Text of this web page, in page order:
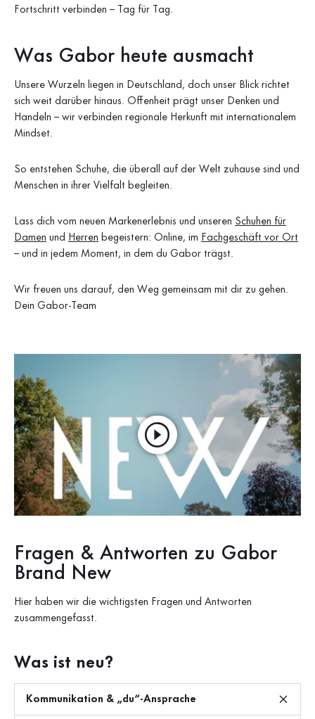
Fortschritt verbinden – Tag für Tag.
Was Gabor heute ausmacht
Unsere Wurzeln liegen in Deutschland, doch unser Blick richtet
sich weit darüber hinaus. Offenheit prägt unser Denken und
Handeln – wir verbinden regionale Herkunft mit internationalem
Mindset.
So entstehen Schuhe, die überall auf der Welt zuhause sind und
Menschen in ihrer Vielfalt begleiten.
Lass dich vom neuen Markenerlebnis und unseren Schuhen für
Damen und Herren begeistern: Online, im Fachgeschäft vor Ort
– und in jedem Moment, in dem du Gabor trägst.
Wir freuen uns darauf, den Weg gemeinsam mit dir zu gehen.
Dein Gabor-Team
Fragen & Antworten zu Gabor
Brand New
Hier haben wir die wichtigsten Fragen und Antworten
zusammengefasst.
Was ist neu?
Kommunikation & „du“-Ansprache